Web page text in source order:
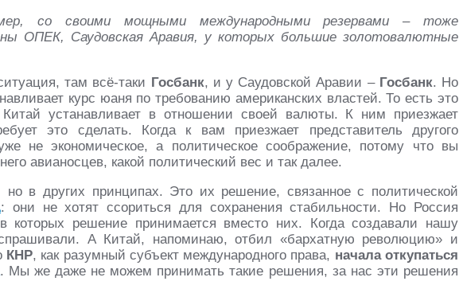
со своими мощными международными резервами – тоже
ОПЕК, Саудовская Аравия, у которых большие золотовалютные
там всё-таки Госбанк, и у Саудовской Аравии – Госбанк. Но
курс юаня по требованию американских властей. То есть это
Китай устанавливает в отношении своей валюты. К ним приезжает
это сделать. Когда к вам приезжает представитель другого
не экономическое, а политическое соображение, потому что вы
авианосцев, какой политический вес и так далее.
в других принципах. Это их решение, связанное с политической
: они не хотят ссориться для сохранения стабильности. Но Россия
которых решение принимается вместо них. Когда создавали нашу
А Китай, напоминаю, отбил «бархатную революцию» и
КНР, как разумный субъект международного права, начала откупаться
. Мы же даже не можем принимать такие решения, за нас эти решения